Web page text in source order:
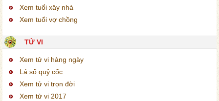
Xem tuổi xây nhà
Xem tuổi vợ chồng
TỬ VI
Xem tử vi hàng ngày
Lá số quỷ cốc
Xem tử vi trọn đời
Xem tử vi 2017